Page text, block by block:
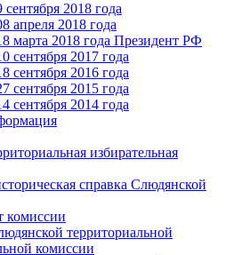
2018 года
апреля 2018 года
марта 2018 года Президент РФ
сентября 2017 года
сентября 2016 года
сентября 2015 года
сентября 2014 года
избирательная
справка Слюдянской
комиссии
территориальной
комиссии